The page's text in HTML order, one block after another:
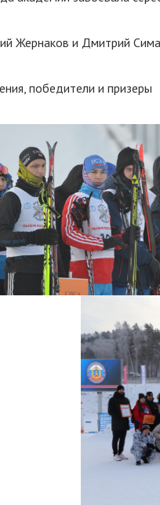
Жернаков и Дмитрий
победители и